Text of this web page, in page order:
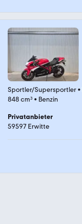
Sportler/Supersportler•
848 cm³• Benzin
Privatanbieter
59597 Erwitte